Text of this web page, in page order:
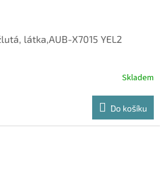
látka,AUB-X7015 YEL2
Skladem
Do košíku